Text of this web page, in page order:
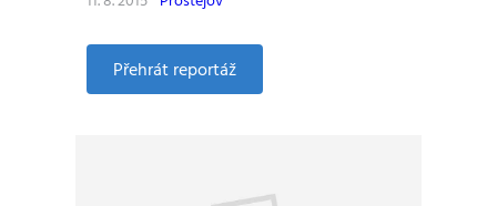
Přehrát reportáž:
PIK